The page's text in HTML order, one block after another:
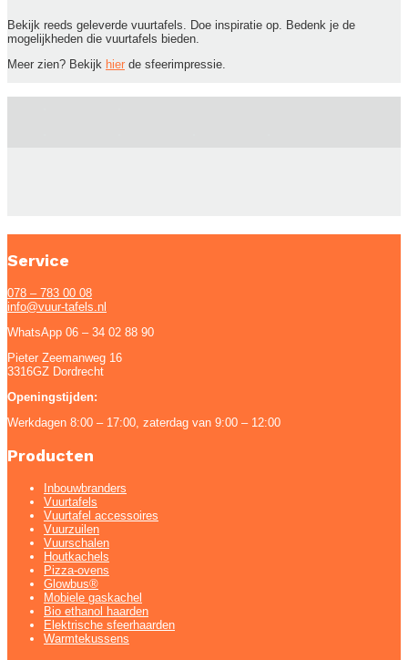
op
de
productpagina
op
de
Bekijk reeds geleverde vuurtafels. Doe inspiratie op. Bedenk je de
mogelijkheden die vuurtafels bieden.
Meer zien? Bekijk hier de sfeerimpressie.
Service
078 – 783 00 08
info@vuur-tafels.nl
WhatsApp 06 – 34 02 88 90
Pieter Zeemanweg 16
3316GZ Dordrecht
Openingstijden:
Werkdagen 8:00 – 17:00, zaterdag van 9:00 – 12:00
Producten
Inbouwbranders
Vuurtafels
Vuurtafel accessoires
Vuurzuilen
Vuurschalen
Houtkachels
Pizza-ovens
Glowbus®
Mobiele gaskachel
Bio ethanol haarden
Elektrische sfeerhaarden
Warmtekussens